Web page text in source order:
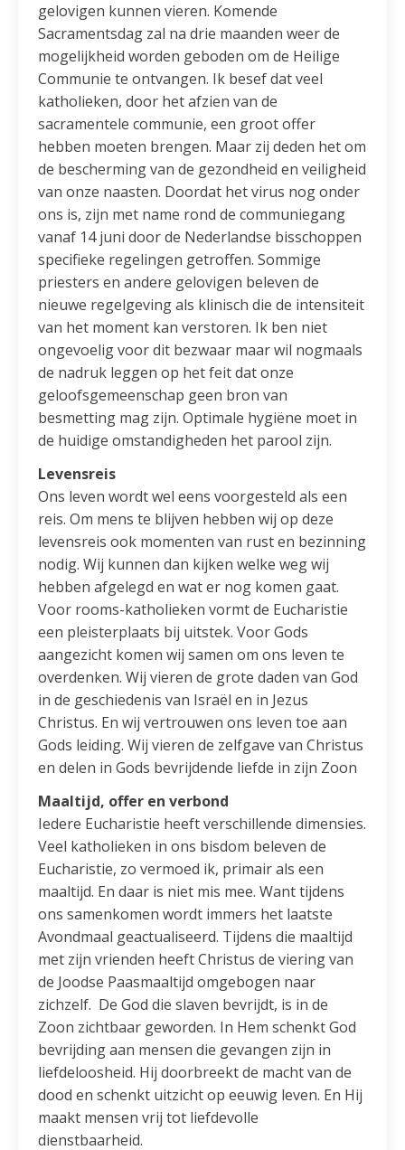
gelovigen kunnen vieren. Komende
Sacramentsdag zal na drie maanden weer de
mogelijkheid worden geboden om de Heilige
Communie te ontvangen. Ik besef dat veel
katholieken, door het afzien van de
sacramentele communie, een groot offer
hebben moeten brengen. Maar zij deden het om
de bescherming van de gezondheid en veiligheid
van onze naasten. Doordat het virus nog onder
ons is, zijn met name rond de communiegang
vanaf 14 juni door de Nederlandse bisschoppen
specifieke regelingen getroffen. Sommige
priesters en andere gelovigen beleven de
nieuwe regelgeving als klinisch die de intensiteit
van het moment kan verstoren. Ik ben niet
ongevoelig voor dit bezwaar maar wil nogmaals
de nadruk leggen op het feit dat onze
geloofsgemeenschap geen bron van
besmetting mag zijn. Optimale hygiëne moet in
de huidige omstandigheden het parool zijn.
Levensreis
Ons leven wordt wel eens voorgesteld als een
reis. Om mens te blijven hebben wij op deze
levensreis ook momenten van rust en bezinning
nodig. Wij kunnen dan kijken welke weg wij
hebben afgelegd en wat er nog komen gaat.
Voor rooms-katholieken vormt de Eucharistie
een pleisterplaats bij uitstek. Voor Gods
aangezicht komen wij samen om ons leven te
overdenken. Wij vieren de grote daden van God
in de geschiedenis van Israël en in Jezus
Christus. En wij vertrouwen ons leven toe aan
Gods leiding. Wij vieren de zelfgave van Christus
en delen in Gods bevrijdende liefde in zijn Zoon
Maaltijd, offer en verbond
Iedere Eucharistie heeft verschillende dimensies.
Veel katholieken in ons bisdom beleven de
Eucharistie, zo vermoed ik, primair als een
maaltijd. En daar is niet mis mee. Want tijdens
ons samenkomen wordt immers het laatste
Avondmaal geactualiseerd. Tijdens die maaltijd
met zijn vrienden heeft Christus de viering van
de Joodse Paasmaaltijd omgebogen naar
zichzelf. De God die slaven bevrijdt, is in de
Zoon zichtbaar geworden. In Hem schenkt God
bevrijding aan mensen die gevangen zijn in
liefdeloosheid. Hij doorbreekt de macht van de
dood en schenkt uitzicht op eeuwig leven. En Hij
maakt mensen vrij tot liefdevolle
dienstbaarheid.